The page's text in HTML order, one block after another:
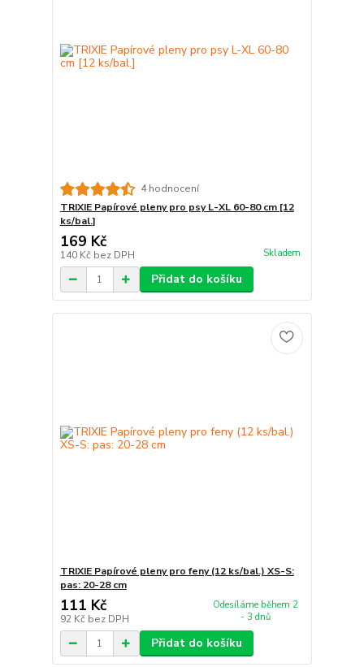
4 hodnocení
TRIXIE Papírové pleny pro psy L-XL 60-80 cm [12
ks/bal.]
169 Kč
140 Kč bez DPH Skladem
Přidat do košíku
TRIXIE Papírové pleny pro feny (12 ks/bal.) XS-S:
pas: 20-28 cm
111 Kč
92 Kč bez DPH
Odesíláme během 2
- 3 dnů
Přidat do košíku